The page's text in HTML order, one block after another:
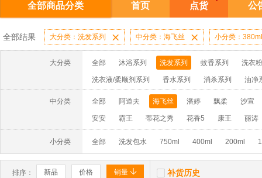
全部商品分类 首页 点货 公
全部结果 大分类：洗发系列  中分类：海飞丝  小分类：380ml
大分类 全部 沐浴系列 洗发系列 蚊香系列 洗衣
洗衣液/柔顺剂系列 香水系列 消杀系列 油净
啫喱膏/水系列 厨房油污系列 玻璃/地板/清洁系
牙膏系列 牙刷系列 固发定型系列 染发系列
洗洁精系列 保健品系列 雨伞系列家用帆布洗洁
中分类 全部 阿道夫 海飞丝 潘婷 飘柔 沙宣
安安 霸王 蒂花之秀 花香5 康王 丽涛
小分类 全部 洗发包水 750ml 400ml 200ml
排序： 新品 价格 销量   补货历史